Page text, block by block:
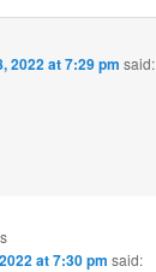
2022 at 7:29 pm said:
at 7:30 pm said: